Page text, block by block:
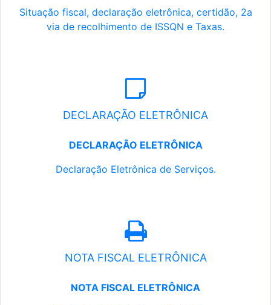
Situação fiscal, declaração eletrônica, certidão, 2a
via de recolhimento de ISSQN e Taxas.
DECLARAÇÃO ELETRÔNICA
DECLARAÇÃO ELETRÔNICA
Declaração Eletrônica de Serviços.
NOTA FISCAL ELETRÔNICA
NOTA FISCAL ELETRÔNICA